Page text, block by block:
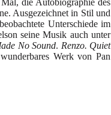
Ausgezeichnet in Stil und
Unterschiede im
seine Musik auch unter
No Sound. Renzo. Quiet
Werk von Pan